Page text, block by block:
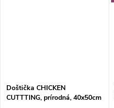
Doštička CHICKEN
CUTTTING, prírodná, 40x50cm